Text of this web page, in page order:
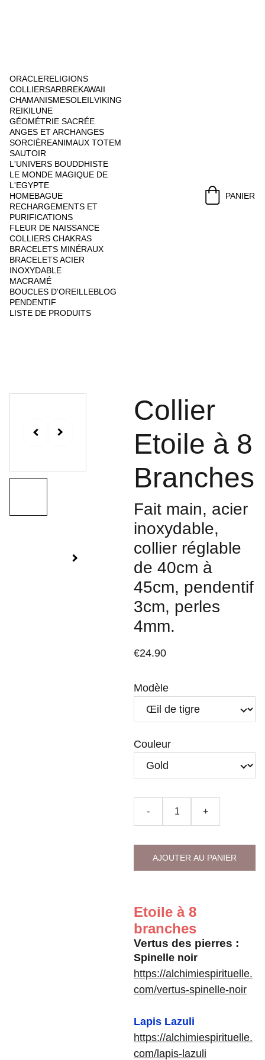
ORACLERELIGIONS
COLLIERSARBREKAWAII
CHAMANISMESOLEIL VIKING
REIKILUNE
GÉOMÉTRIE SACRÉE
ANGES ET ARCHANGES
SORCIÈREANIMAUX TOTEM
SAUTOIR
L'UNIVERS BOUDDHISTE
LE MONDE MAGIQUE DE
L'EGYPTE
HOMEBAGUE
RECHARGEMENTS ET
PURIFICATIONS
FLEUR DE NAISSANCE
COLLIERS CHAKRAS
BRACELETS MINÉRAUX
BRACELETS ACIER
INOXYDABLE
MACRAMÉ
BOUCLES D'OREILLEBLOG
PENDENTIF
LISTE DE PRODUITS
PANIER
Collier
Etoile à 8
Branches
Fait main, acier
inoxydable,
collier réglable
de 40cm à
45cm, pendentif
3cm, perles
4mm.
€24.90
Modèle
Couleur
- +
AJOUTER AU PANIER
Etoile à 8
branches
Vertus des pierres :
Spinelle noir
https://alchimiespirituelle.
com/vertus-spinelle-noir
Lapis Lazuli
https://alchimiespirituelle.
com/lapis-lazuli